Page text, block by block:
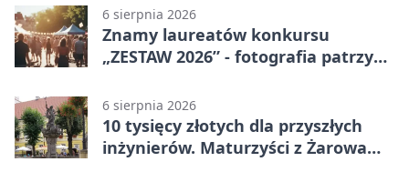
6 sierpnia 2026
Znamy laureatów konkursu
„ZESTAW 2026” - fotografia patrzy
6 sierpnia 2026
10 tysięcy złotych dla przyszłych
inżynierów. Maturzyści z Żarowa